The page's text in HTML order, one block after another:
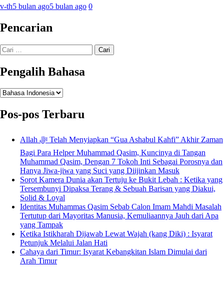
v-th5 bulan ago5 bulan ago 0
Pencarian
Cari
untuk:
Pengalih Bahasa
Pengalih
Pos-pos Terbaru
Allah ﷻ Telah Menyiapkan “Gua Ashabul Kahfi” Akhir Zaman
Bagi Para Helper Muhammad Qasim, Kuncinya di Tangan
Muhammad Qasim, Dengan 7 Tokoh Inti Sebagai Porosnya dan
Hanya Jiwa-jiwa yang Suci yang Diijinkan Masuk
Sorot Kamera Dunia akan Tertuju ke Bukit Lebah : Ketika yang
Tersembunyi Dipaksa Terang & Sebuah Barisan yang Diakui,
Solid & Loyal
Identitas Muhammas Qasim Sebab Calon Imam Mahdi Masalah
Tertutup dari Mayoritas Manusia, Kemuliaannya Jauh dari Apa
yang Tampak
Ketika Istikharah Dijawab Lewat Wajah (kang Diki) : Isyarat
Petunjuk Melalui Jalan Hati
Cahaya dari Timur: Isyarat Kebangkitan Islam Dimulai dari
Arah Timur